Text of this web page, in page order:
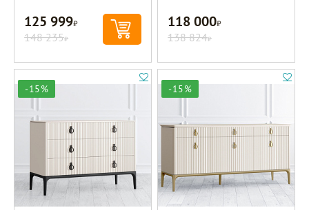
125 999Р
148 235Р
118 000Р
138 824Р
-15% -15%